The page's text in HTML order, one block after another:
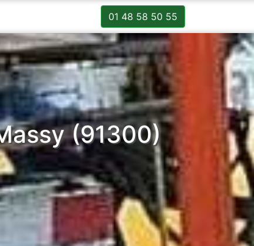
01 48 58 50 55
(91300)